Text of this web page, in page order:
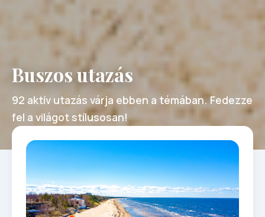
Buszos utazás
92 aktív utazás várja ebben a témában. Fedezze
fel a világot stílusosan!